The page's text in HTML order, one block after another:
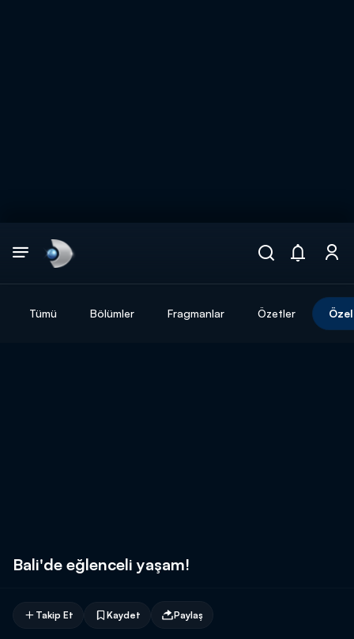
Tümü Bölümler Fragmanlar Özetler
Bali'de eğlenceli yaşam!
Takip Et Kaydet Paylaş